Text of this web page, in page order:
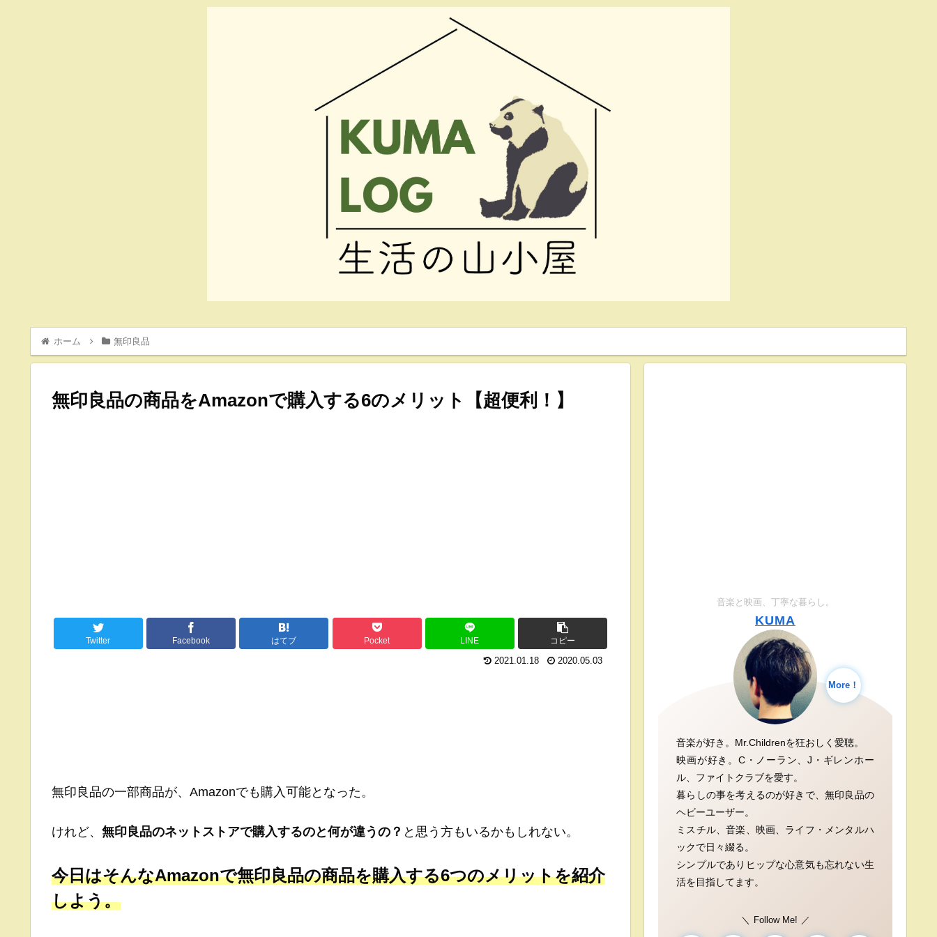
ホーム 無印良品
無印良品の商品をAmazonで購入する6のメリット【超便利！】
Twitter Facebook はてブ Pocket LINE コピー
2021.01.18 2020.05.03
無印良品の一部商品が、Amazonでも購入可能となった。
けれど、 無印良品のネットストアで購入するのと何が違うの？ と思う方もいるかもしれない。
今日はそんなAmazonで無印良品の商品を購入する6つのメリットを紹介
しよう。
音楽と映画、丁寧な暮らし。
KUMA
More！
音楽が好き。Mr.Childrenを狂おしく愛聴。
映画が好き。C・ノーラン、J・ギレンホー
ル、ファイトクラブを愛す。
暮らしの事を考えるのが好きで、無印良品の
ヘビーユーザー。
ミスチル、音楽、映画、ライフ・メンタルハ
ックで日々綴る。
シンプルでありヒップな心意気も忘れない生
活を目指してます。
Follow Me!